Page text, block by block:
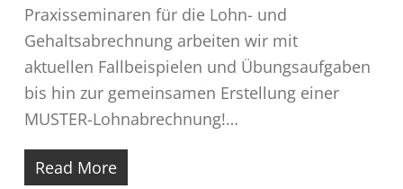
Praxisseminaren für die Lohn- und
Gehaltsabrechnung arbeiten wir mit
aktuellen Fallbeispielen und Übungsaufgaben
bis hin zur gemeinsamen Erstellung einer
MUSTER-Lohnabrechnung!…
Read More